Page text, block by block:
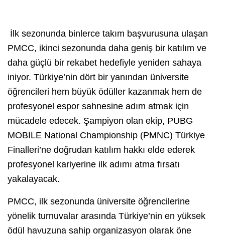
İlk sezonunda binlerce takım başvurusuna ulaşan
PMCC, ikinci sezonunda daha geniş bir katılım ve
daha güçlü bir rekabet hedefiyle yeniden sahaya
iniyor. Türkiye’nin dört bir yanından üniversite
öğrencileri hem büyük ödüller kazanmak hem de
profesyonel espor sahnesine adım atmak için
mücadele edecek. Şampiyon olan ekip, PUBG
MOBILE National Championship (PMNC) Türkiye
Finalleri’ne doğrudan katılım hakkı elde ederek
profesyonel kariyerine ilk adımı atma fırsatı
yakalayacak.
PMCC, ilk sezonunda üniversite öğrencilerine
yönelik turnuvalar arasında Türkiye’nin en yüksek
ödül havuzuna sahip organizasyon olarak öne